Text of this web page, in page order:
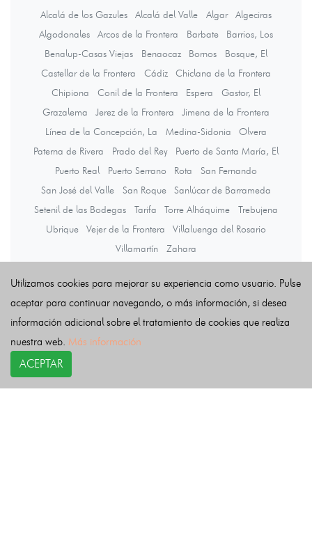
Alcalá de los Gazules Alcalá del Valle Algar
Algeciras
Algodonales
Arcos de la Frontera Barbate
Barrios, Los
Benalup-Casas Viejas
Benaocaz Bornos
Bosque, El
Castellar de la Frontera
Cádiz
Chiclana de la Frontera
Chipiona
Conil de la Frontera Espera
Gastor, El
Grazalema
Jerez de la Frontera
Jimena de la Frontera
Línea de la Concepción, La
Medina-Sidonia
Olvera
Paterna de Rivera
Prado del Rey
Puerto de Santa María, El
Puerto Real
Puerto Serrano Rota
San Fernando
San José del Valle
San Roque
Sanlúcar de Barrameda
Setenil de las Bodegas
Tarifa Torre Alháquime
Trebujena
Ubrique
Vejer de la Frontera
Villaluenga del Rosario
Villamartín
Zahara
Últimas noticias
Utilizamos cookies para mejorar su experiencia como usuario. Pulse
aceptar para continuar navegando, o más información, si desea
información adicional sobre el tratamiento de cookies que realiza
nuestra web. Más información
ACEPTAR